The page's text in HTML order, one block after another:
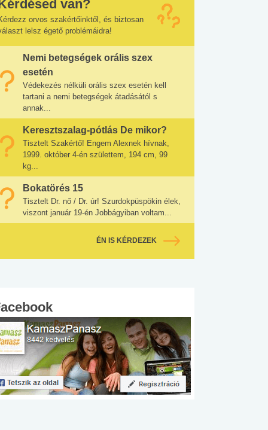
van?
orvos szakértőinktől, és biztosan
lelsz égető problémáidra!
Nemi betegségek orális szex
esetén
Védekezés nélküli orális szex esetén kell
tartani a nemi betegségek átadásától s
annak...
Keresztszalag-pótlás De mikor?
Tisztelt Szakértő! Engem Alexnek hívnak,
1999. október 4-én születtem, 194 cm, 99
kg...
Bokatörés 15
Tisztelt Dr. nő / Dr. úr! Szurdokpüspökin élek,
viszont január 19-én Jobbágyiban voltam...
ÉN IS KÉRDEZEK